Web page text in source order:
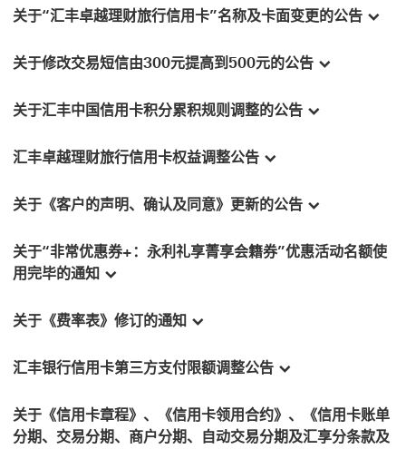
关于“汇丰卓越理财旅行信用卡”名称及卡面变更的公告
关于修改交易短信由300元提高到500元的公告
关于汇丰中国信用卡积分累积规则调整的公告
汇丰卓越理财旅行信用卡权益调整公告
关于《客户的声明、确认及同意》更新的公告
关于“非常优惠券+：永利礼享菁享会籍券”优惠活动名额使
用完毕的通知
关于《费率表》修订的通知
汇丰银行信用卡第三方支付限额调整公告
关于《信用卡章程》、《信用卡领用合约》、《信用卡账单
分期、交易分期、商户分期、自动交易分期及汇享分条款及